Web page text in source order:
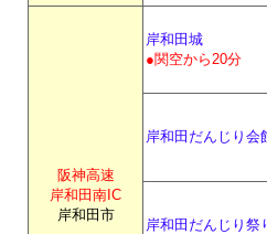
阪神高速
岸和田南IC
岸和田市
岸和田城
●関空から20分
岸和田だんじり会
岸和田だんじり祭